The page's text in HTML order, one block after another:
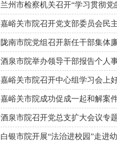
兰州市检察机关召开“学习贯彻
嘉峪关市院召开党支部委员会民
陇南市院党组召开新任干部集体
酒泉市院举办领导干部报告个人
嘉峪关市院召开中心组学习会上
嘉峪关市院成功促成一起和解案
酒泉市院召开党总支扩大会议专
白银市院开展“法治进校园”走进